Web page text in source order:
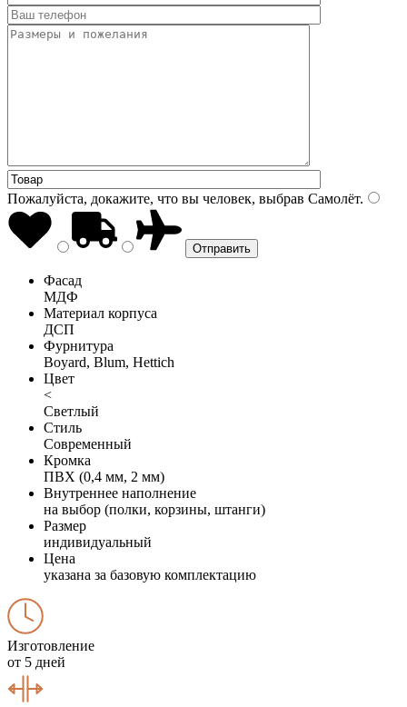
Пожалуйста, докажите, что вы человек, выбрав Самолёт.
Фасад
МДФ
Материал корпуса
ДСП
Фурнитура
Boyard, Blum, Hettich
Цвет
<
Светлый
Стиль
Современный
Кромка
ПВХ (0,4 мм, 2 мм)
Внутреннее наполнение
на выбор (полки, корзины, штанги)
Размер
индивидуальный
Цена
указана за базовую комплектацию
Изготовление
от 5 дней